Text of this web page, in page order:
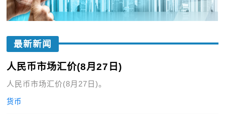
最新新闻
人民币市场汇价(8月27日)
人民币市场汇价(8月27日)。
货币